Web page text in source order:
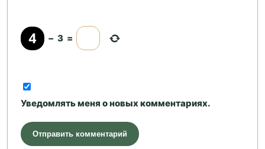
− 3 =
Уведомлять меня о новых комментариях.